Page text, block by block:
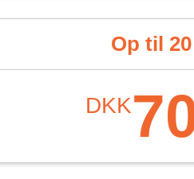
Op til
DKK